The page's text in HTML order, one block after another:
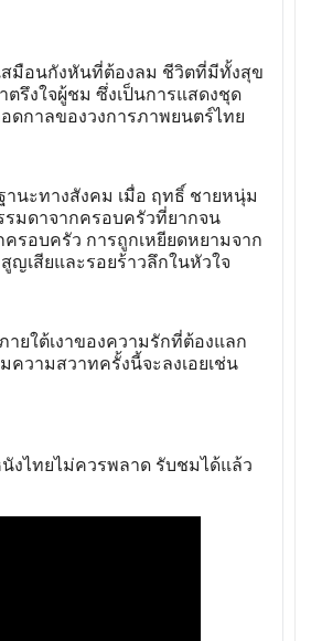
สมือนกังหันที่ต้องลม ชีวิตที่มีทั้งสุข
รึงใจผู้ชม ซึ่งเป็นการแสดงชุด
กาลของวงการภาพยนตร์ไทย
นะทางสังคม เมื่อ ฤทธิ์ ชายหนุ่ม
มดาจากครอบครัวที่ยากจน
รอบครัว การถูกเหยียดหยามจาก
ญเสียและรอยร้าวลึกในหัวใจ
ยใต้เงาของความรักที่ต้องแลก
วามสวาทครั้งนี้จะลงเอยเช่น
งไทยไม่ควรพลาด รับชมได้แล้ว